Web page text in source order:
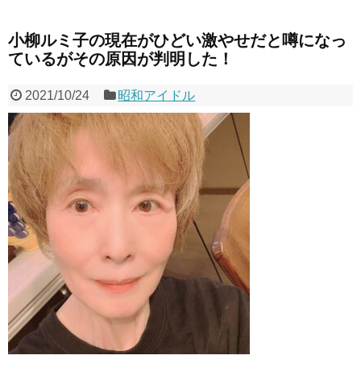
小柳ルミ子の現在がひどい激やせだと噂になっ
ているがその原因が判明した！
2021/10/24 昭和アイドル